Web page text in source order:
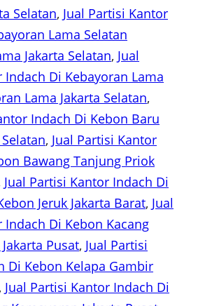
Selatan, Jual Partisi Kantor
Lama Selatan
Jakarta Selatan, Jual
Indach Di Kebayoran Lama
Lama Jakarta Selatan
Indach Di Kebon Baru
, Jual Partisi Kantor
Bawang Tanjung Priok
Jual Partisi Kantor Indach Di
Jeruk Jakarta Barat, Jual
Indach Di Kebon Kacang
Pusat, Jual Partisi
Di Kebon Kelapa Gambir
, Jual Partisi Kantor Indach Di